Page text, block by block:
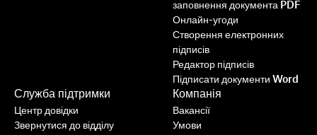
заповнення документа PDF
Онлайн-угоди
Створення електронних
підписів
Редактор підписів
Підписати документи Word
Служба підтримки
Центр довідки
Звернутися до відділу
Компанія
Вакансії
Умови